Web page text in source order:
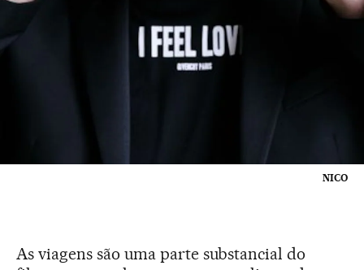
NICO
As viagens são uma parte substancial do